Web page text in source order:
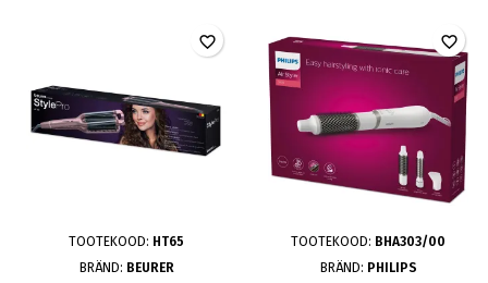
TOOTEKOOD: HT65
BRÄND: BEURER
favorite_border
TOOTEKOOD: BHA303/00
BRÄND: PHILIPS
favorite_border